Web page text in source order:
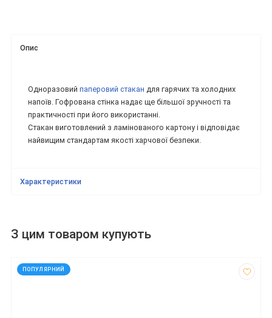
Опис
Одноразовий паперовий стакан для гарячих та холодних
напоїв. Гофрована стінка надає ще більшої зручності та
практичності при його використанні.
Стакан виготовлений з ламінованого картону і відповідає
найвищим стандартам якості харчової безпеки.
Характеристики
З цим товаром купують
ПОПУЛЯРНИЙ
код: 15068